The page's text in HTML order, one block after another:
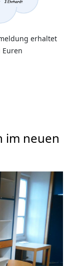
erhaltet
Euren
im neuen